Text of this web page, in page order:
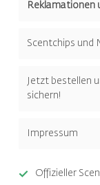
Reklamationen
Scentchips und
Jetzt bestellen
sichern!
Impressum
Offizieller